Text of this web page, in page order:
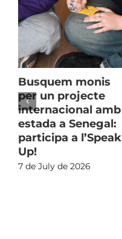
Busquem monis
per un projecte
internacional amb
estada a Senegal:
participa a l’Speak
Up!
7 de July de 2026